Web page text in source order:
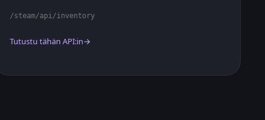
/steam/api/inventory
Tutustu tähän API:in→